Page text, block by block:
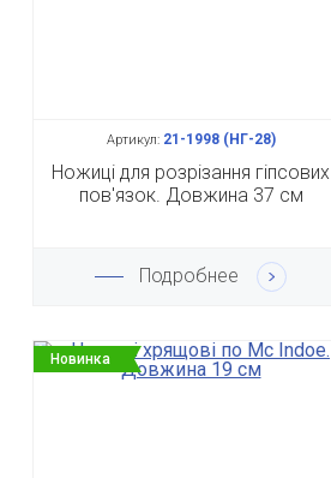
Артикул:21-1998 (НГ-28)
Ножиці для розрізання гіпсових
пов'язок. Довжина 37 см
Подробнее
Новинка